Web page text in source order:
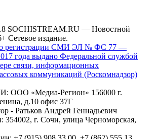
SOCHISTREAM.RU — Новостной
Сетевое издание.
о регистрации СМИ ЭЛ № ФС 77 —
года выдано Федеральной службой
связи, информационных
коммуникаций (Роскомнадзор)
ООО «Медиа-Регион» 156000 г.
д.10 офис 37Г
- Ратьков Андрей Геннадьевич
354002, г. Сочи, улица Черноморская,